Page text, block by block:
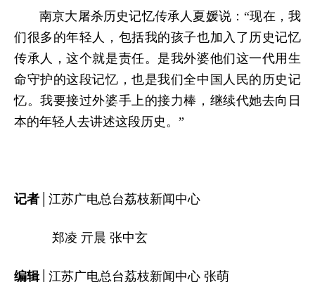
南京大屠杀历史记忆传承人夏媛说：“现在，我
们很多的年轻人，包括我的孩子也加入了历史记忆
传承人，这个就是责任。是我外婆他们这一代用生
命守护的这段记忆，也是我们全中国人民的历史记
忆。我要接过外婆手上的接力棒，继续代她去向日
本的年轻人去讲述这段历史。”
记者│ 江苏广电总台荔枝新闻中心
郑凌 亓晨 张中玄
编辑│ 江苏广电总台荔枝新闻中心 张萌